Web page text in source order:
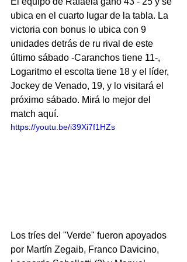
ubica en el cuarto lugar de la tabla. La
victoria con bonus lo ubica con 9
unidades detrás de ru rival de este
último sábado -Caranchos tiene 11-,
Logaritmo el escolta tiene 18 y el líder,
Jockey de Venado, 19, y lo visitará el
próximo sábado. Mirá lo mejor del
match aquí.
https://youtu.be/i39Xi7f1HZs
Los tríes del "Verde" fueron apoyados
por Martín Zegaib, Franco Davicino,